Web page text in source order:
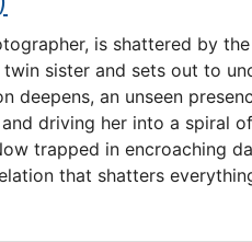
is shattered by
sister and sets out to
deepens, an unseen
driving her into a spiral
trapped in encroaching
that shatters